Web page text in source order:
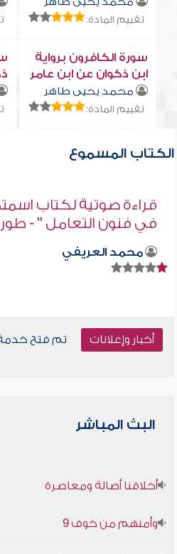
تقييم المادة:
سورة الكافرون برواية
ابن ذكوان عن ابن عامر
محمد يحيى طاهر
تقييم المادة:
الكتاب المسموع
قراءة صوتية لكتاب
في فنون التعامل " -
محمد العريفي
أخبار وإعلانات
تم فتح خدمة
البث المباشر
أخلاقنا أصالة ومعاصرة
وأمنهم من خوف 9